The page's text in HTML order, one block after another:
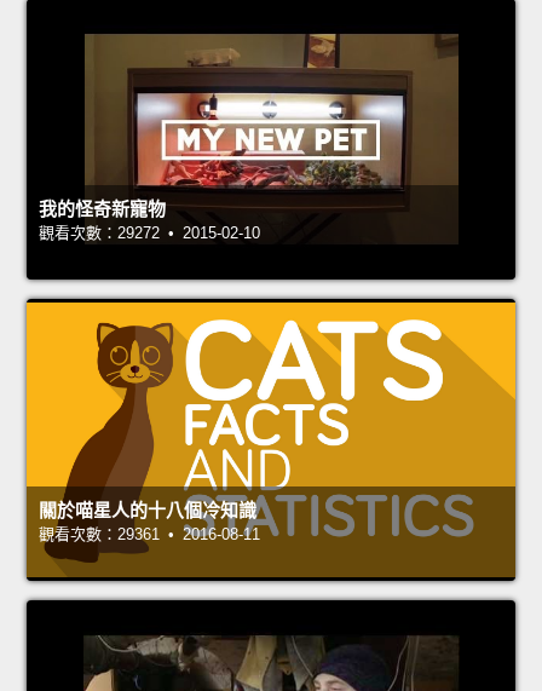
我的怪奇新寵物
觀看次數：29272 • 2015-02-10
關於喵星人的十八個冷知識
觀看次數：29361 • 2016-08-11